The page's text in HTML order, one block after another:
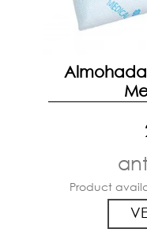
Product